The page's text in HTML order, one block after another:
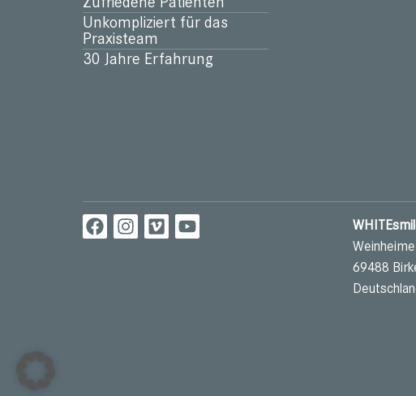
Unkompliziert für das
Praxisteam
30 Jahre Erfahrung
69488